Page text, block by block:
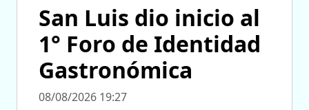
San Luis dio inicio al
1° Foro de Identidad
Gastronómica
08/08/2026 19:27